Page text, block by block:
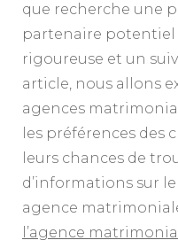
que recherche une
partenaire potentiel
rigoureuse et un
article, nous allons
agences
les préférences des
leurs chances de
d’informations sur
agence
l’agence